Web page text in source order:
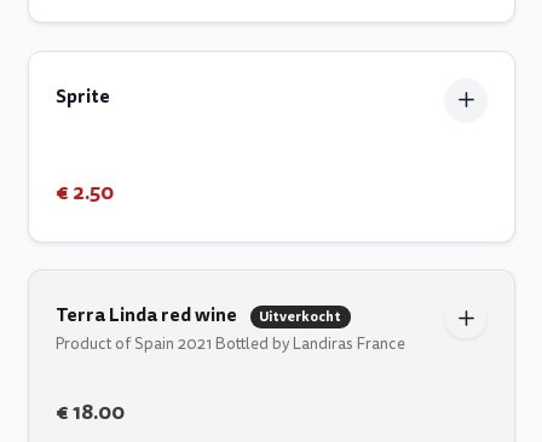
Sprite
€ 2.50
Terra Linda red wine Uitverkocht
Product of Spain 2021 Bottled by Landiras France
€ 18.00